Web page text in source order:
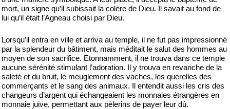
mort, un signe qu’il subissait la colère de Dieu. Il savait au fond de
lui qu’il était l’Agneau choisi par Dieu.
Lorsqu’il entra en ville et arriva au temple, il ne fut pas impressionné
par la splendeur du bâtiment, mais méditait le salut des hommes au
moyen de son sacrifice. Etonnamment, il ne trouva dans ce temple
aucune sérénité stimulant l’adoration. Il y trouva en revanche de la
saleté et du bruit, le meuglement des vaches, les querelles des
commerçants et le sang des animaux. Il entendit aussi les cris des
changeurs d’argent qui échangeaient les monnaies étrangères en
monnaie juive, permettant aux pèlerins de payer leur dû.